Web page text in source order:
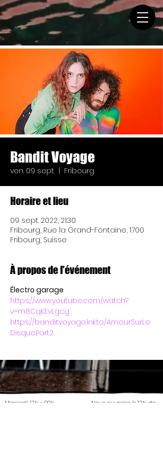
Bandit Voyage
ven. 09 sept. Fribourg
Horaire et lieu
09 sept. 2022, 21:30
Fribourg, Rue la Grand-Fontaine, 1700
Fribourg, Suisse
À propos de l'événement
Électro garage
https://www.youtube.com/watch?
v=m8CqKEvLgcg
https://banditvoyage.lnk.to/AmourSurLe
DisquePart2
Mercredi 17h - 00h
Nous ouvrons à 13h de